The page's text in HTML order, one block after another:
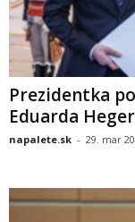
Prezidentka
Eduarda
napalete.sk - 29. mar